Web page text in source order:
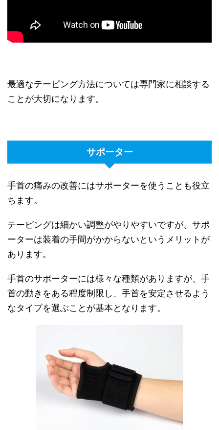
最適なテーピング方法については専門家に相談する
ことが大切になります。
サポーター
手首の痛みの改善にはサポーターを使うことも役立
ちます。
テーピングは細かい調整がやりやすいですが、サポ
ーターは装着の手間がかからないというメリットが
あります。
手首のサポーターには様々な種類がありますが、手
首の動きをある程度制限し、手首を安定させるよう
なタイプを選ぶことが基本となります。